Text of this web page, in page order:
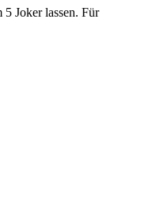
Joker lassen. Für